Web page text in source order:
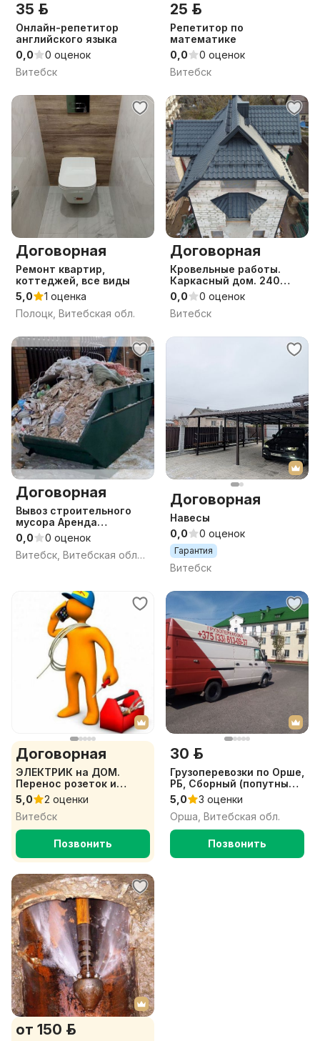
35 р.
Онлайн-репетитор
английского языка
0,0
0 оценок
Витебск
25 р.
Репетитор по
математике
0,0
0 оценок
Витебск
Договорная
Ремонт квартир,
коттеджей, все виды
5,0
1 оценка
Полоцк, Витебская обл.
Договорная
Кровельные работы.
Каркасный дом. 240
Указ.
0,0
0 оценок
Витебск
Договорная
Вывоз строительного
мусора Аренда
контейнера
0,0
0 оценок
Витебск, Витебская область
Договорная
Навесы
0,0
0 оценок
Гарантия
Витебск
Договорная
ЭЛЕКТРИК на ДОМ.
Перенос розеток и
выключателей
5,0
2 оценки
Витебск
Позвонить
30 р.
Грузоперевозки по Орше,
РБ, Сборный (попутный)
груз Орша-Минск-Орша,
РФ
5,0
3 оценки
Орша, Витебская обл.
Позвонить
от 150 р.